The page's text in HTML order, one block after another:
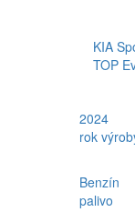
KIA
TOP
2024
rok
Benzín
palivo